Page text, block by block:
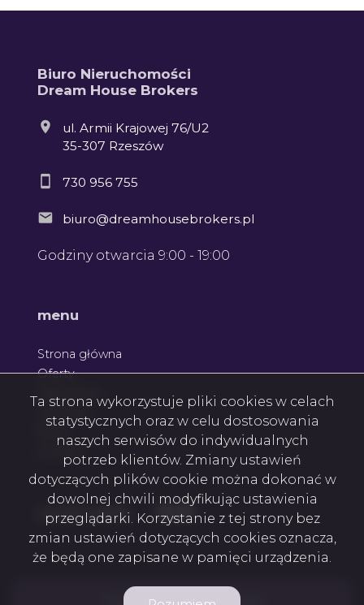
Biuro Nieruchomości
Dream House Brokers
ul. Armii Krajowej 76/U2
35-307 Rzeszów
730 956 755
biuro@dreamhousebrokers.pl
Godziny otwarcia 9:00 - 19:00
menu
Strona główna
Oferty
social media Facebook
Facebook
Facebook
Dream House Brokers © 2026
Ta strona wykorzystuje pliki cookies w celach
statystycznych oraz w celu dostosowania
naszych serwisów do indywidualnych
potrzeb klientów. Zmiany ustawień
dotyczących plików cookie można dokonać w
dowolnej chwili modyfikując ustawienia
przeglądarki. Korzystanie z tej strony bez
zmian ustawień dotyczących cookies oznacza,
że będą one zapisane w pamięci urządzenia.